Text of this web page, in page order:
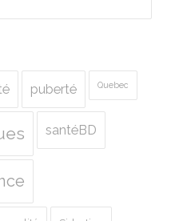
puberté Quebec
santéBD